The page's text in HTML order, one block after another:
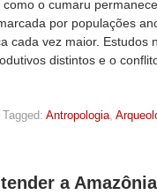
como o cumaru
por populações
cada vez maior. Estudos
distintos e o
Tagged: Antropologia,
a